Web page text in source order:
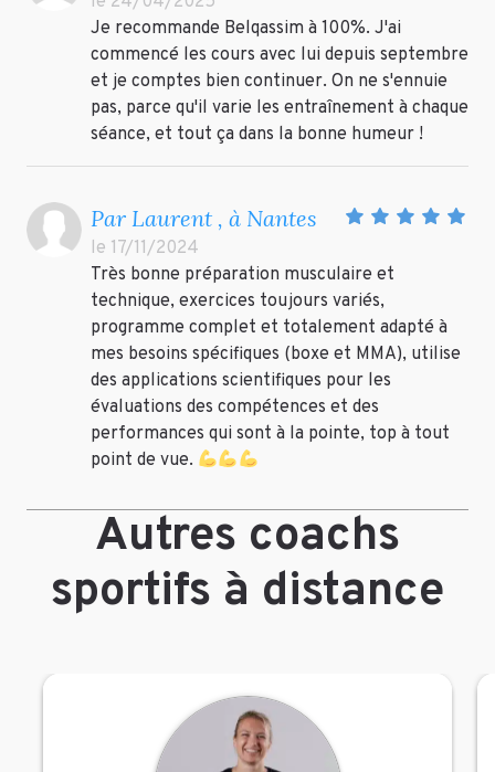
Je recommande Belqassim à 100%. J'ai
commencé les cours avec lui depuis septembre
et je comptes bien continuer. On ne s'ennuie
pas, parce qu'il varie les entraînement à chaque
séance, et tout ça dans la bonne humeur !
Par Laurent , à Nantes
le 17/11/2024
Très bonne préparation musculaire et
technique, exercices toujours variés,
programme complet et totalement adapté à
mes besoins spécifiques (boxe et MMA), utilise
des applications scientifiques pour les
évaluations des compétences et des
performances qui sont à la pointe, top à tout
point de vue.
Autres coachs
sportifs à distance